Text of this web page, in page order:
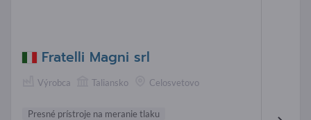
Fratelli Magni srl
Výrobca Taliansko Celosvetovo
Presné prístroje na meranie tlaku